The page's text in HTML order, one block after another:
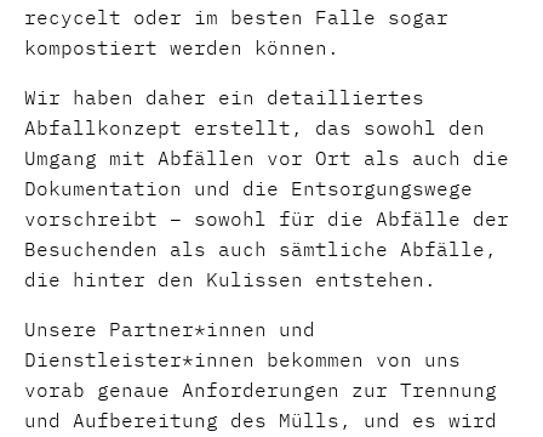
recycelt oder im besten Falle sogar
kompostiert werden können.
Wir haben daher ein detailliertes
Abfallkonzept erstellt, das sowohl den
Umgang mit Abfällen vor Ort als auch die
Dokumentation und die Entsorgungswege
vorschreibt – sowohl für die Abfälle der
Besuchenden als auch sämtliche Abfälle,
die hinter den Kulissen entstehen.
Unsere Partner*innen und
Dienstleister*innen bekommen von uns
vorab genaue Anforderungen zur Trennung
und Aufbereitung des Mülls, und es wird